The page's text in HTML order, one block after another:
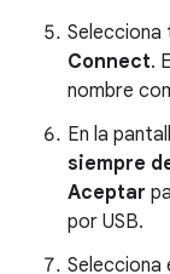
Selecciona
Connect.
nombre
En la
siempre
Aceptar
por USB.
Selecciona